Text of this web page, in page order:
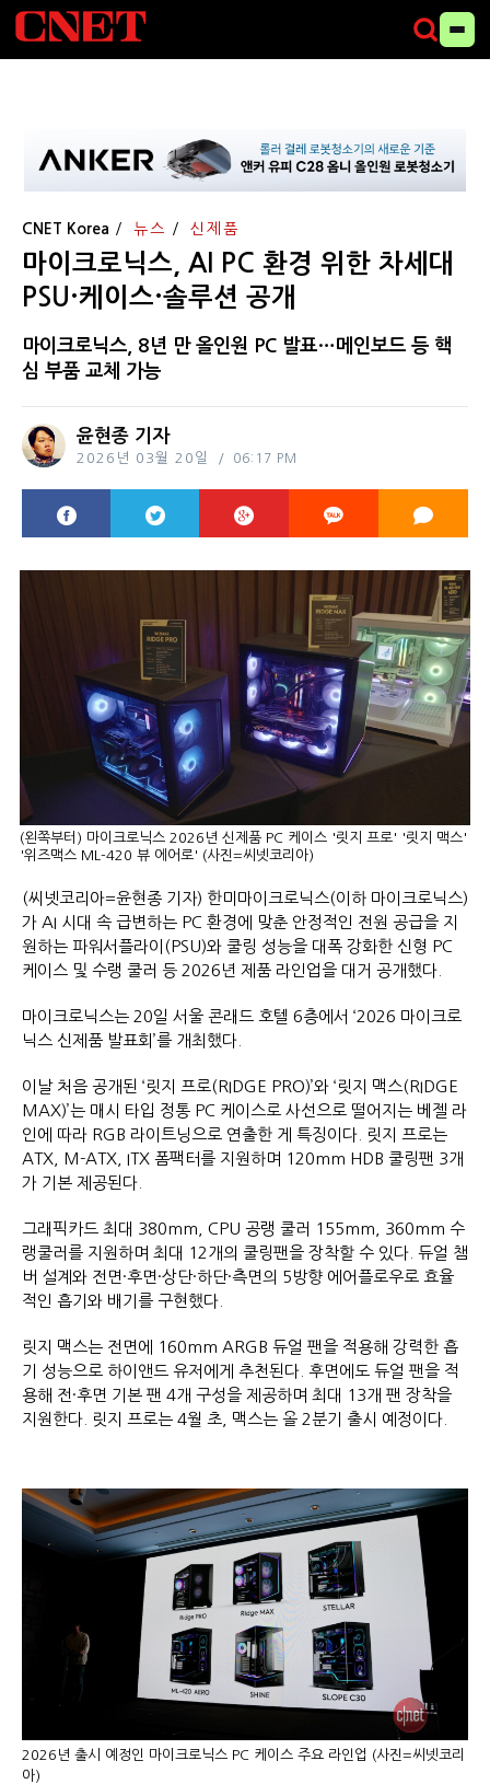
CNET Korea 뉴스 신제품
마이크로닉스, AI PC 환경 위한 차세대
PSU·케이스·솔루션 공개
마이크로닉스, 8년 만 올인원 PC 발표…메인보드 등 핵
심 부품 교체 가능
윤현종 기자
2026년 03월 20일 06:17 PM
(왼쪽부터) 마이크로닉스 2026년 신제품 PC 케이스 '릿지 프로' '릿지 맥스'
'위즈맥스 ML-420 뷰 에어로' (사진=씨넷코리아)
(씨넷코리아=윤현종 기자) 한미마이크로닉스(이하 마이크로닉스)
가 AI 시대 속 급변하는 PC 환경에 맞춘 안정적인 전원 공급을 지
원하는 파워서플라이(PSU)와 쿨링 성능을 대폭 강화한 신형 PC
케이스 및 수랭 쿨러 등 2026년 제품 라인업을 대거 공개했다.
마이크로닉스는 20일 서울 콘래드 호텔 6층에서 ‘2026 마이크로
닉스 신제품 발표회’를 개최했다.
이날 처음 공개된 ‘릿지 프로(RIDGE PRO)’와 ‘릿지 맥스(RIDGE
MAX)’는 매시 타입 정통 PC 케이스로 사선으로 떨어지는 베젤 라
인에 따라 RGB 라이트닝으로 연출한 게 특징이다. 릿지 프로는
ATX, M-ATX, ITX 폼팩터를 지원하며 120mm HDB 쿨링팬 3개
가 기본 제공된다.
그래픽카드 최대 380mm, CPU 공랭 쿨러 155mm, 360mm 수
랭쿨러를 지원하며 최대 12개의 쿨링팬을 장착할 수 있다. 듀얼 챔
버 설계와 전면·후면·상단·하단·측면의 5방향 에어플로우로 효율
적인 흡기와 배기를 구현했다.
릿지 맥스는 전면에 160mm ARGB 듀얼 팬을 적용해 강력한 흡
기 성능으로 하이앤드 유저에게 추천된다. 후면에도 듀얼 팬을 적
용해 전·후면 기본 팬 4개 구성을 제공하며 최대 13개 팬 장착을
지원한다. 릿지 프로는 4월 초, 맥스는 올 2분기 출시 예정이다.
2026년 출시 예정인 마이크로닉스 PC 케이스 주요 라인업 (사진=씨넷코리
아)